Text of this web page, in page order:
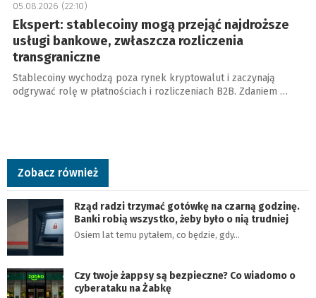
05.08.2026 (22:10)
Ekspert: stablecoiny mogą przejąć najdroższe
usługi bankowe, zwłaszcza rozliczenia
transgraniczne
Stablecoiny wychodzą poza rynek kryptowalut i zaczynają
odgrywać rolę w płatnościach i rozliczeniach B2B. Zdaniem …
Zobacz również
Rząd radzi trzymać gotówkę na czarną godzinę.
Banki robią wszystko, żeby było o nią trudniej
Osiem lat temu pytałem, co będzie, gdy…
Czy twoje żappsy są bezpieczne? Co wiadomo o
cyberataku na Żabkę